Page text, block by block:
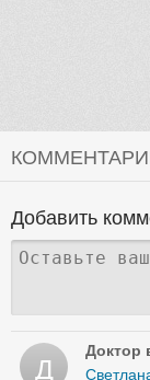
Добавить
Д Доктор